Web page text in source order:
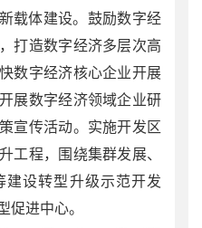
载体建设。鼓励数字经
打造数字经济多层次高
数字经济核心企业开展
展数字经济领域企业研
宣传活动。实施开发区
工程，围绕集群发展、
建设转型升级示范开发
促进中心。